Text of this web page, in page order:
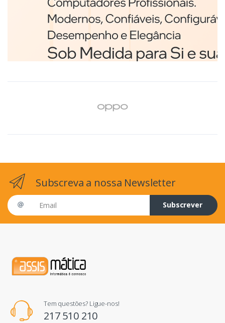
€98,75
Subscreva a nossa Newsletter
Email address
Subscrever
Tem questões? Ligue-nos!
217 510 210